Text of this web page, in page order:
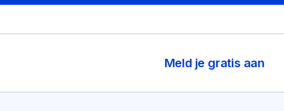
Meld je gratis aan